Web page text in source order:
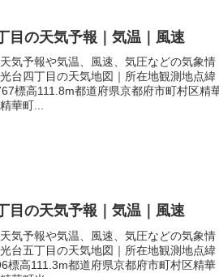
目の天気予報｜気温｜風速
気予報や気温、風速、気圧などの気象情
台四丁目の天気地図｜所在地観測地点緯
標高111.8m都道府県京都府市町村区精
華町...
目の天気予報｜気温｜風速
気予報や気温、風速、気圧などの気象情
台五丁目の天気地図｜所在地観測地点緯
標高111.3m都道府県京都府市町村区精華